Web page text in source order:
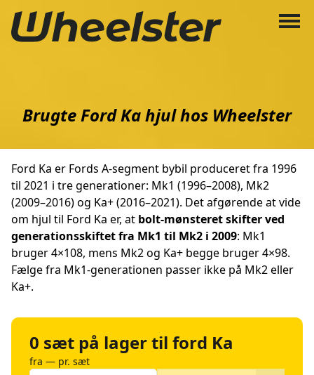
Brugte Ford Ka hjul hos Wheelster
Ford Ka er Fords A-segment bybil produceret fra 1996
til 2021 i tre generationer: Mk1 (1996–2008), Mk2
(2009–2016) og Ka+ (2016–2021). Det afgørende at vide
om hjul til Ford Ka er, at bolt-mønsteret skifter ved
generationsskiftet fra Mk1 til Mk2 i 2009: Mk1
bruger 4×108, mens Mk2 og Ka+ begge bruger 4×98.
Fælge fra Mk1-generationen passer ikke på Mk2 eller
Ka+.
0 sæt på lager til ford Ka
fra — pr. sæt